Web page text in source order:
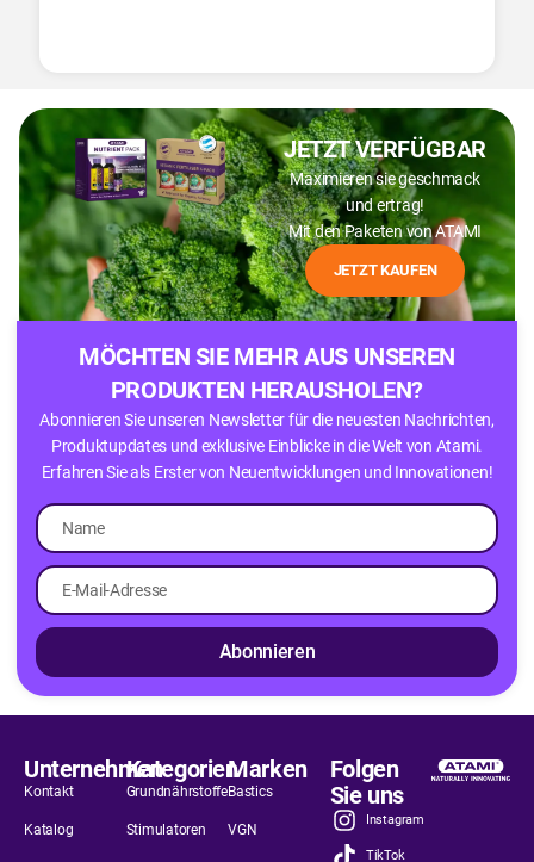
JETZT VERFÜGBAR
Maximieren sie geschmack
und ertrag!
Mit den Paketen von ATAMI
JETZT KAUFEN
MÖCHTEN SIE MEHR AUS UNSEREN
PRODUKTEN HERAUSHOLEN?
Abonnieren Sie unseren Newsletter für die neuesten Nachrichten,
Produktupdates und exklusive Einblicke in die Welt von Atami.
Erfahren Sie als Erster von Neuentwicklungen und Innovationen!
Abonnieren
Unternehmen
Kontakt
Katalog
Kategorien
Grundnährstoffe
Stimulatoren
Marken
Bastics
VGN
Folgen
Sie uns
Instagram
TikTok